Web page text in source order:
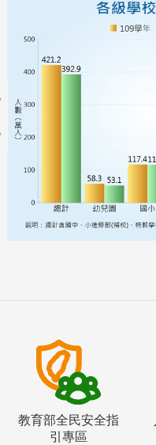
教育部全民安全指
引專區